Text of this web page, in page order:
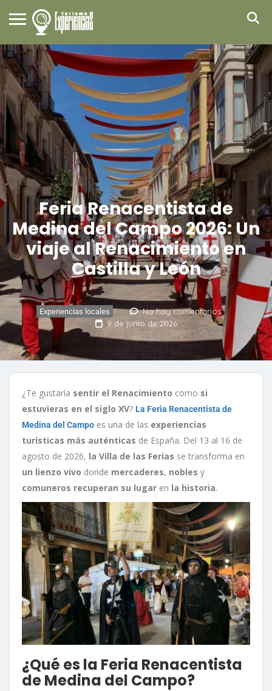
Feria Renacentista de
Medina del Campo 2026: Un
viaje al Renacimiento en
Castilla y León
Experiencias locales No hay comentarios
9 de junio de 2026
¿Te gustaría sentir el Renacimiento como si
estuvieras en el siglo XV? La Feria Renacentista de
Medina del Campo es una de las experiencias
turísticas más auténticas de España. Del 13 al 16 de
agosto de 2026, la Villa de las Ferias se transforma en
un lienzo vivo donde mercaderes, nobles y
comuneros recuperan su lugar en la historia.
¿Qué es la Feria Renacentista
de Medina del Campo?